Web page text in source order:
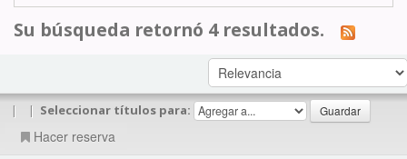
Su búsqueda retornó 4 resultados.
| | Seleccionar títulos para:
Hacer reserva